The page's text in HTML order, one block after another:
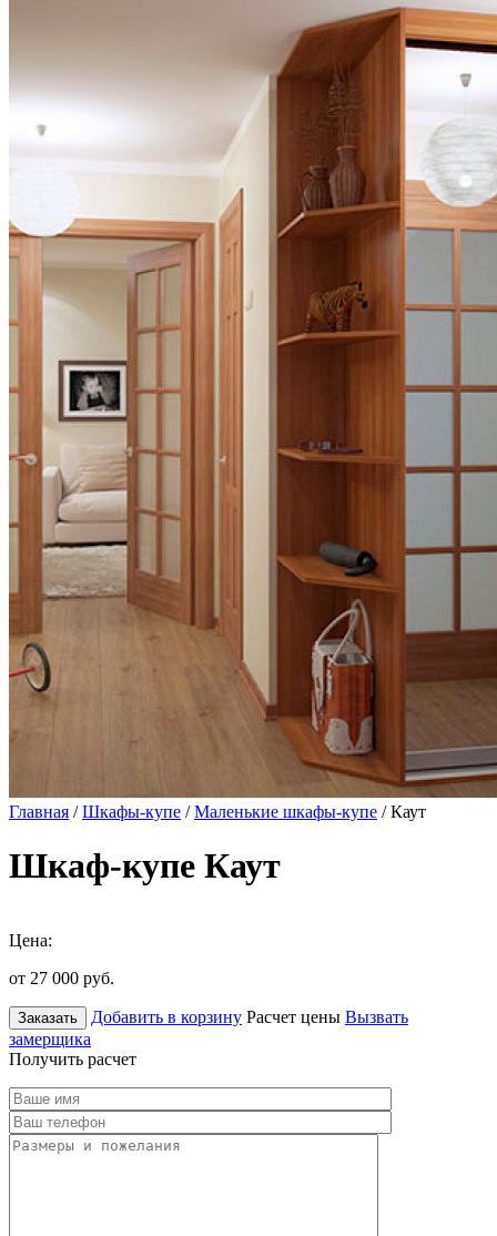
Главная /Шкафы-купе /Маленькие шкафы-купе / Каут
Шкаф-купе Каут
Цена:
от 27 000 руб.
Заказать Добавить в корзину Расчет цены Вызвать
замерщика
Получить расчет